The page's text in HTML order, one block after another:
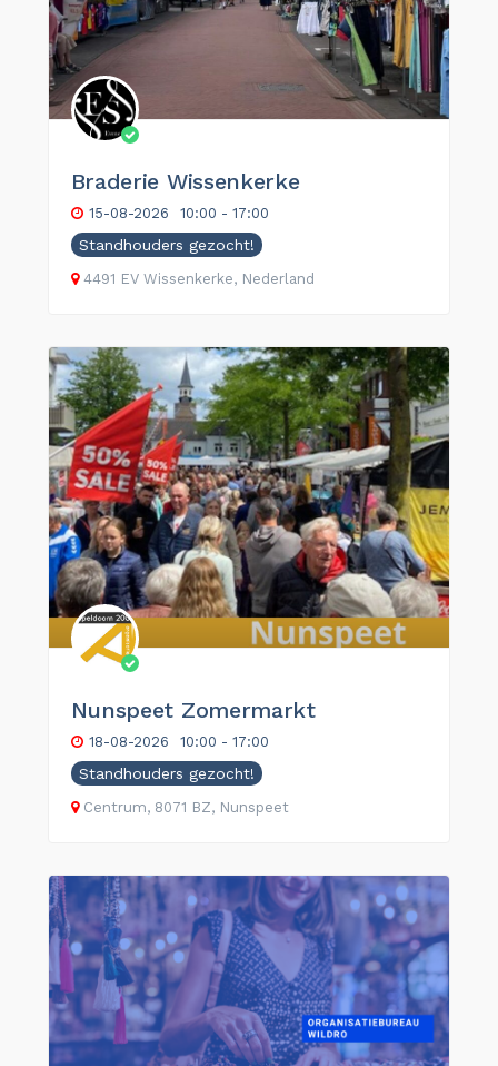
Braderie Wissenkerke
15-08-2026 10:00 - 17:00
Standhouders gezocht!
4491 EV Wissenkerke, Nederland
Nunspeet Zomermarkt
18-08-2026 10:00 - 17:00
Standhouders gezocht!
Centrum, 8071 BZ, Nunspeet